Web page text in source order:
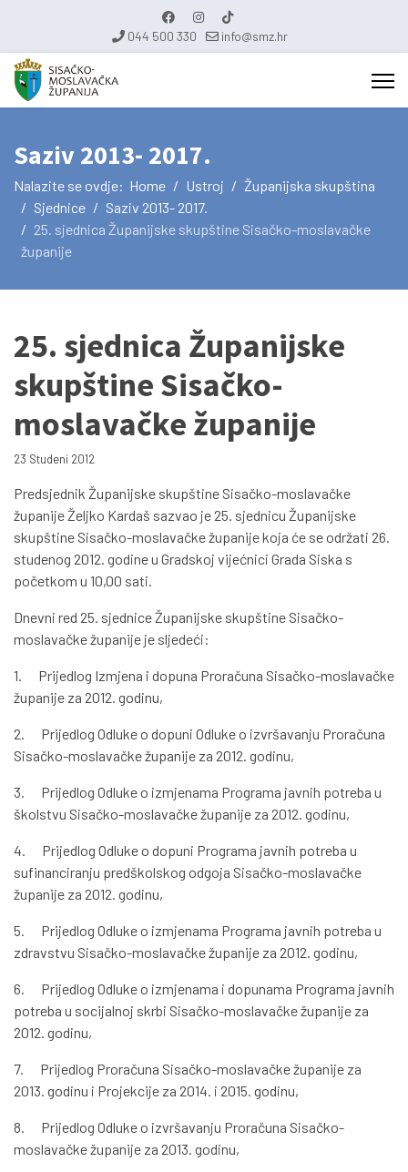
044 500 330 info@smz.hr
Saziv 2013- 2017.
Nalazite se ovdje: Home Ustroj
Županijska skupština
Sjednice
Saziv 2013- 2017.
25. sjednica Županijske skupštine Sisačko-moslavačke
županije
25. sjednica Županijske
skupštine Sisačko-
moslavačke županije
23 Studeni 2012
Predsjednik Županijske skupštine Sisačko-moslavačke
županije Željko Kardaš sazvao je 25. sjednicu Županijske
skupštine Sisačko-moslavačke županije koja će se održati 26.
studenog 2012. godine u Gradskoj vijećnici Grada Siska s
početkom u 10,00 sati.
Dnevni red 25. sjednice Županijske skupštine Sisačko-
moslavačke županije je sljedeći:
1. Prijedlog Izmjena i dopuna Proračuna Sisačko-moslavačke
županije za 2012. godinu,
2. Prijedlog Odluke o dopuni Odluke o izvršavanju Proračuna
Sisačko-moslavačke županije za 2012. godinu,
3. Prijedlog Odluke o izmjenama Programa javnih potreba u
školstvu Sisačko-moslavačke županije za 2012. godinu,
4. Prijedlog Odluke o dopuni Programa javnih potreba u
sufinanciranju predškolskog odgoja Sisačko-moslavačke
županije za 2012. godinu,
5. Prijedlog Odluke o izmjenama Programa javnih potreba u
zdravstvu Sisačko-moslavačke županije za 2012. godinu,
6. Prijedlog Odluke o izmjenama i dopunama Programa javnih
potreba u socijalnoj skrbi Sisačko-moslavačke županije za
2012. godinu,
7. Prijedlog Proračuna Sisačko-moslavačke županije za
2013. godinu i Projekcije za 2014. i 2015. godinu,
8. Prijedlog Odluke o izvršavanju Proračuna Sisačko-
moslavačke županije za 2013. godinu,